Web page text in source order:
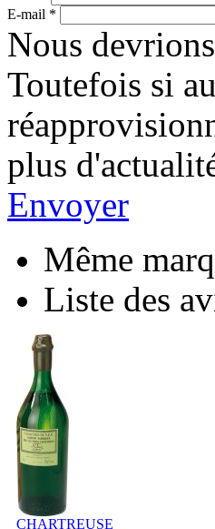
E-mail *
Nous
Toutefois si
plus
Envoyer
Même
Liste des
CHARTREUSE